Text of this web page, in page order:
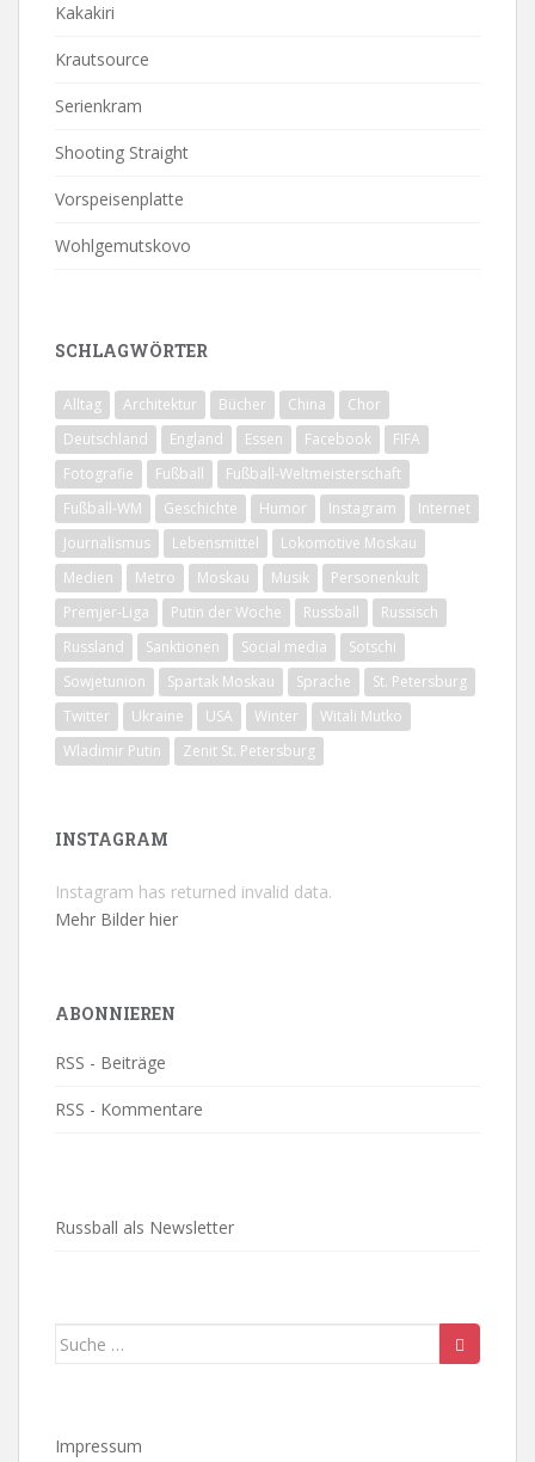
Kakakiri
Krautsource
Serienkram
Shooting Straight
Vorspeisenplatte
Wohlgemutskovo
SCHLAGWÖRTER
Alltag Architektur Bücher China
Chor
Deutschland
England Essen Facebook
FIFA
Fotografie
Fußball
Fußball-Weltmeisterschaft
Fußball-WM
Geschichte Humor Instagram
Internet
Journalismus
Lebensmittel
Lokomotive Moskau
Medien
Metro Moskau Musik
Personenkult
Premjer-Liga
Putin der Woche Russball
Russisch
Russland
Sanktionen Social media
Sotschi
Sowjetunion
Spartak Moskau Sprache
St. Petersburg
Twitter
Ukraine USA Winter
Witali Mutko
Wladimir Putin
Zenit St. Petersburg
INSTAGRAM
Instagram has returned invalid data.
Mehr Bilder hier
ABONNIEREN
RSS - Beiträge
RSS - Kommentare
Russball als Newsletter
Suche
Impressum